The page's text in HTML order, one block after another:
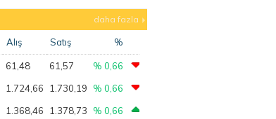
daha fazla
Alış Satış %
61,48 61,57
% 0,66
1.724,66 1.730,19
% 0,66
1.368,46 1.378,73
% 0,66